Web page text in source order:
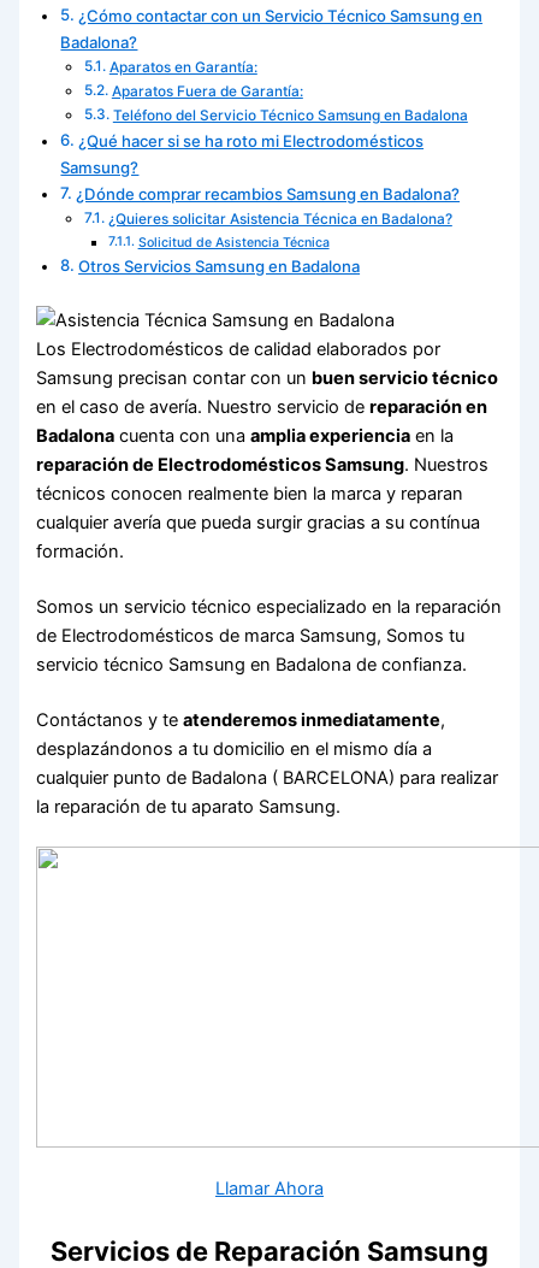
¿Cómo contactar con un Servicio Técnico Samsung en
Badalona?
Aparatos en Garantía:
Aparatos Fuera de Garantía:
Teléfono del Servicio Técnico Samsung en Badalona
¿Qué hacer si se ha roto mi Electrodomésticos
Samsung?
¿Dónde comprar recambios Samsung en Badalona?
¿Quieres solicitar Asistencia Técnica en Badalona?
Solicitud de Asistencia Técnica
Otros Servicios Samsung en Badalona
Los Electrodomésticos de calidad elaborados por
Samsung precisan contar con un buen servicio técnico
en el caso de avería. Nuestro servicio dereparación en
Badalona cuenta con unaamplia experiencia en la
reparación de Electrodomésticos Samsung. Nuestros
técnicos conocen realmente bien la marca y reparan
cualquier avería que pueda surgir gracias a su contínua
formación.
Somos un servicio técnico especializado en la reparación
de Electrodomésticos de marca Samsung, Somos tu
servicio técnico Samsung en Badalona de confianza.
Contáctanos y teatenderemos inmediatamente,
desplazándonos a tu domicilio en el mismo día a
cualquier punto de Badalona ( BARCELONA) para realizar
la reparación de tu aparato Samsung.
Llamar Ahora
Servicios de Reparación Samsung